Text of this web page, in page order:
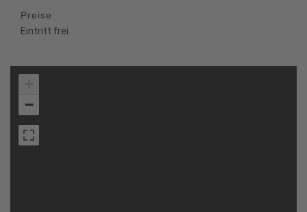
Preise
Eintritt frei
−